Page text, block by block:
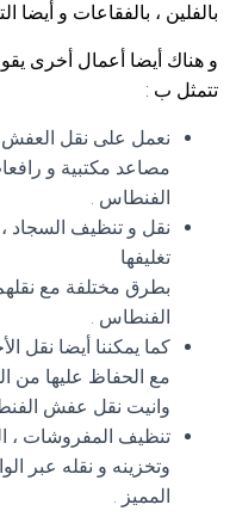
بالفلين ، بالفقاعات و أيضا
و هناك أيضا أعمال أخرى
تتمثل ب :
نعمل على نقل العفش
مصاعد مكتبية و
الفنطاس .
نقل و تنظيف السجاد ،
تغليفها
بطرق مختلفة مع
الفنطاس .
كما يمكننا أيضا نقل
مع الحفاظ عليها من
وانيت نقل عفش
تنظيف المفروشات ،
وتخزينه و نقله عبر
المميز .